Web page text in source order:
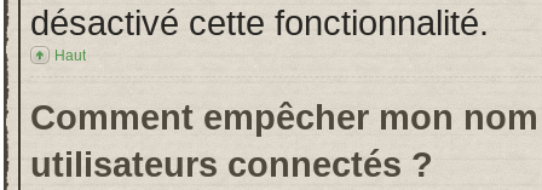
désactivé cette fonctionnalité.
Haut
Comment empêcher mon
utilisateurs connectés ?